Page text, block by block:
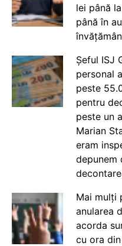
lei până
până în
Șeful ISJ
personal
peste
pentru
peste un
Marian
eram
depunem
Mai mulți
anularea
acorda
cu ora